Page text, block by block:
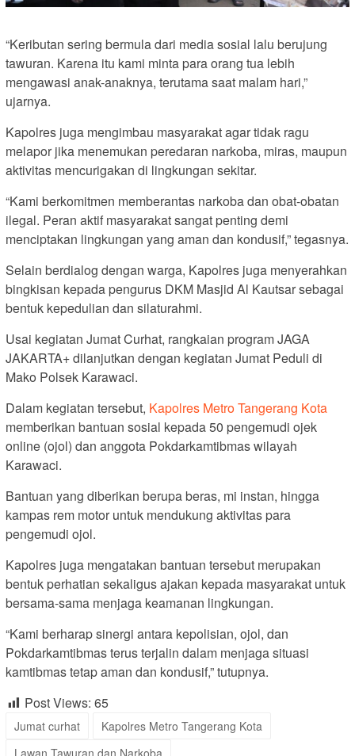
“Keributan sering bermula dari media sosial lalu berujung
tawuran. Karena itu kami minta para orang tua lebih
mengawasi anak-anaknya, terutama saat malam hari,”
ujarnya.
Kapolres juga mengimbau masyarakat agar tidak ragu
melapor jika menemukan peredaran narkoba, miras, maupun
aktivitas mencurigakan di lingkungan sekitar.
“Kami berkomitmen memberantas narkoba dan obat-obatan
ilegal. Peran aktif masyarakat sangat penting demi
menciptakan lingkungan yang aman dan kondusif,” tegasnya.
Selain berdialog dengan warga, Kapolres juga menyerahkan
bingkisan kepada pengurus DKM Masjid Al Kautsar sebagai
bentuk kepedulian dan silaturahmi.
Usai kegiatan Jumat Curhat, rangkaian program JAGA
JAKARTA+ dilanjutkan dengan kegiatan Jumat Peduli di
Mako Polsek Karawaci.
Dalam kegiatan tersebut, Kapolres Metro Tangerang Kota
memberikan bantuan sosial kepada 50 pengemudi ojek
online (ojol) dan anggota Pokdarkamtibmas wilayah
Karawaci.
Bantuan yang diberikan berupa beras, mi instan, hingga
kampas rem motor untuk mendukung aktivitas para
pengemudi ojol.
Kapolres juga mengatakan bantuan tersebut merupakan
bentuk perhatian sekaligus ajakan kepada masyarakat untuk
bersama-sama menjaga keamanan lingkungan.
“Kami berharap sinergi antara kepolisian, ojol, dan
Pokdarkamtibmas terus terjalin dalam menjaga situasi
kamtibmas tetap aman dan kondusif,” tutupnya.
Post Views: 65
Jumat curhat
Kapolres Metro Tangerang Kota